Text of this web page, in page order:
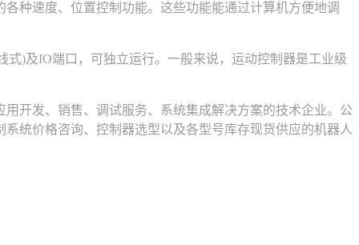
种速度、位置控制功能。这些功能能通过计算机方便地调
)及IO端口，可独立运行。一般来说，运动控制器是工业级
开发、销售、调试服务、系统集成解决方案的技术企业。公
系统价格咨询、控制器选型以及各型号库存现货供应的机器人